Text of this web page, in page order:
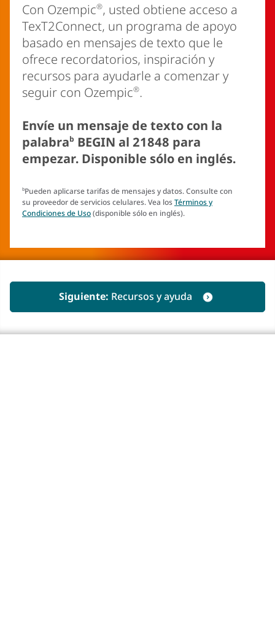
Con Ozempic®, usted obtiene acceso a
TexT2Connect, un programa de apoyo
basado en mensajes de texto que le
ofrece recordatorios, inspiración y
recursos para ayudarle a comenzar y
seguir con Ozempic®.
Envíe un mensaje de texto con la
palabrab BEGIN al 21848 para
empezar. Disponible sólo en inglés.
bPueden aplicarse tarifas de mensajes y datos. Consulte con
su proveedor de servicios celulares. Vea losTérminos y
Condiciones de Uso(disponible sólo en inglés).
Siguiente: Recursos y ayuda